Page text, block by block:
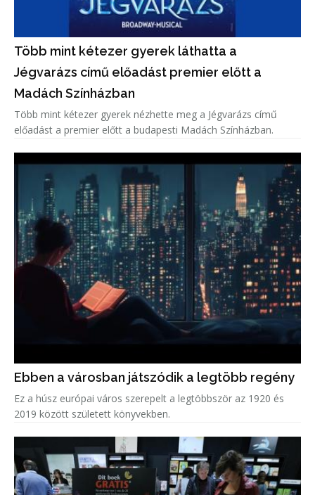
Több mint kétezer gyerek láthatta a
Jégvarázs című előadást premier előtt a
Madách Színházban
Több mint kétezer gyerek nézhette meg a Jégvarázs című
előadást a premier előtt a budapesti Madách Színházban.
Ebben a városban játszódik a legtöbb regény
Ez a húsz európai város szerepelt a legtöbbször az 1920 és
2019 között született könyvekben.